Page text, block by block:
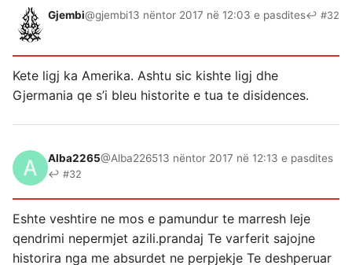
Gjembi@gjembi13 nëntor 2017 në 12:03 e pasdites↩ #32
Kete ligj ka Amerika. Ashtu sic kishte ligj dhe
Gjermania qe s’i bleu historite e tua te disidences.
Alba2265@Alba226513 nëntor 2017 në 12:13 e pasdites
↩ #32
Eshte veshtire ne mos e pamundur te marresh leje
qendrimi nepermjet azili.prandaj Te varferit sajojne
historira nga me absurdet ne perpjekje Te deshperuar